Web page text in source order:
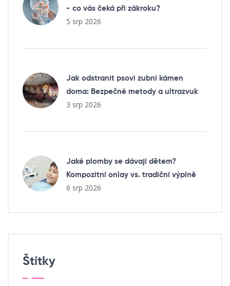
- co vás čeká při zákroku?
5 srp 2026
Jak odstranit psovi zubní kámen
doma: Bezpečné metody a ultrazvuk
3 srp 2026
Jaké plomby se dávají dětem?
Kompozitní onlay vs. tradiční výplně
6 srp 2026
Štítky